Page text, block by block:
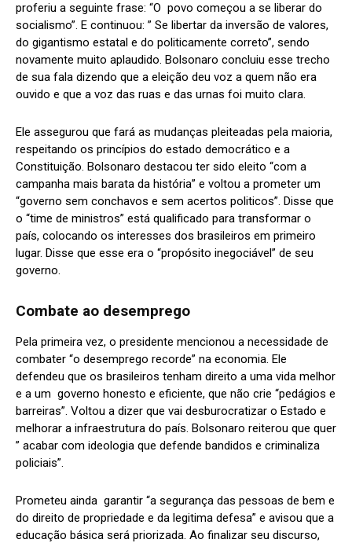
proferiu a seguinte frase: “O povo começou a se liberar do
socialismo”. E continuou: ” Se libertar da inversão de valores,
do gigantismo estatal e do politicamente correto”, sendo
novamente muito aplaudido. Bolsonaro concluiu esse trecho
de sua fala dizendo que a eleição deu voz a quem não era
ouvido e que a voz das ruas e das urnas foi muito clara.
Ele assegurou que fará as mudanças pleiteadas pela maioria,
respeitando os princípios do estado democrático e a
Constituição. Bolsonaro destacou ter sido eleito “com a
campanha mais barata da história” e voltou a prometer um
“governo sem conchavos e sem acertos politicos”. Disse que
o “time de ministros” está qualificado para transformar o
país, colocando os interesses dos brasileiros em primeiro
lugar. Disse que esse era o “propósito inegociável” de seu
governo.
Combate ao desemprego
Pela primeira vez, o presidente mencionou a necessidade de
combater “o desemprego recorde” na economia. Ele
defendeu que os brasileiros tenham direito a uma vida melhor
e a um governo honesto e eficiente, que não crie “pedágios e
barreiras”. Voltou a dizer que vai desburocratizar o Estado e
melhorar a infraestrutura do país. Bolsonaro reiterou que quer
” acabar com ideologia que defende bandidos e criminaliza
policiais”.
Prometeu ainda garantir “a segurança das pessoas de bem e
do direito de propriedade e da legitima defesa” e avisou que a
educação básica será priorizada. Ao finalizar seu discurso,